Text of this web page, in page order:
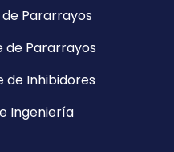
Pararrayos
de Pararrayos
de Inhibidores
Ingeniería